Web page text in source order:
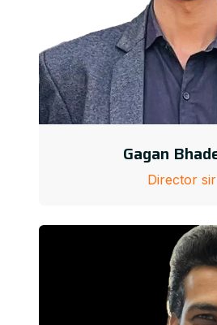
Gagan
Director sir